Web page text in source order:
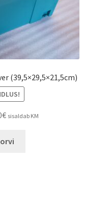
(39,5×29,5×21,5cm)
€ sisaldab KM